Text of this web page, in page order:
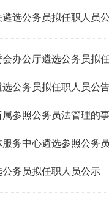
选公务员拟任职人员
办公厅遴选公务员拟
公务员拟任职人员公
照公务员法管理的事业单
中心遴选参照公务员法管
务员拟任职人员公示